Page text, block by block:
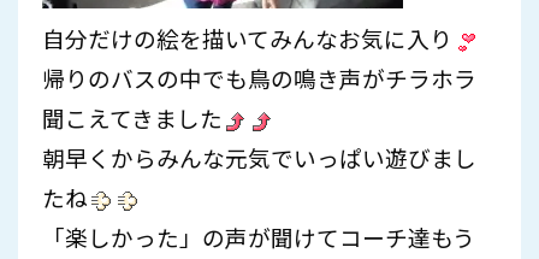
自分だけの絵を描いてみんなお気に入り
帰りのバスの中でも鳥の鳴き声がチラホラ
聞こえてきました
朝早くからみんな元気でいっぱい遊びまし
たね
「楽しかった」の声が聞けてコーチ達もう